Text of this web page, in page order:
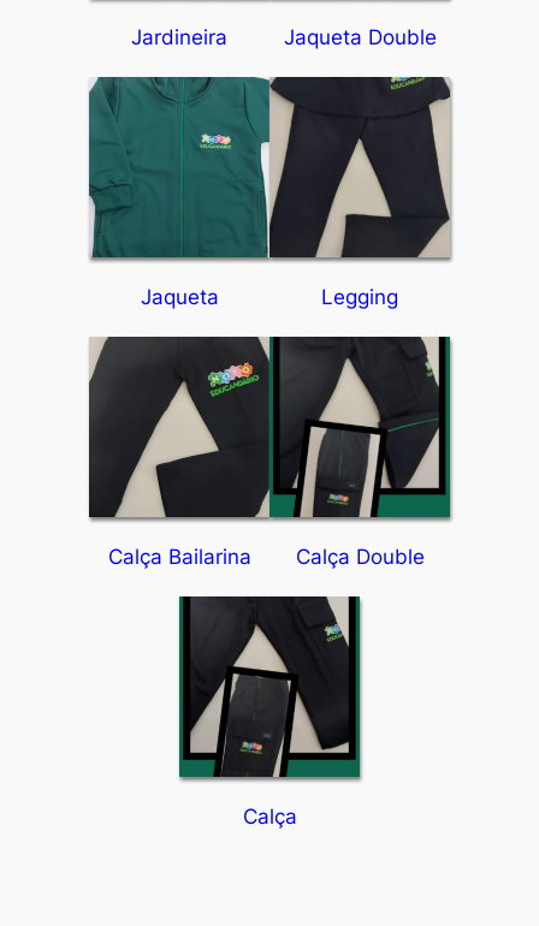
Jardineira Jaqueta Double
Jaqueta Legging
Calça Bailarina Calça Double
Calça